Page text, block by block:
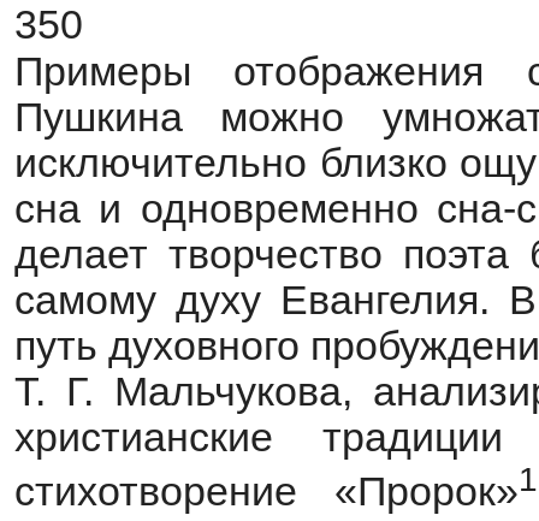
350
Примеры отображения
Пушкина можно
исключительно близко
сна и одновременно
делает творчество поэта
самому духу Евангелия.
путь духовного
Т. Г. Мальчукова,
христианские
стихотворение «Пророк»